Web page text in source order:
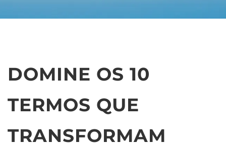
DOMINE OS 10
TERMOS QUE
TRANSFORMAM